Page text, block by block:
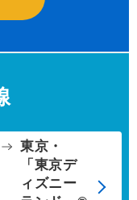
東京・
「東京デ
ィズニー